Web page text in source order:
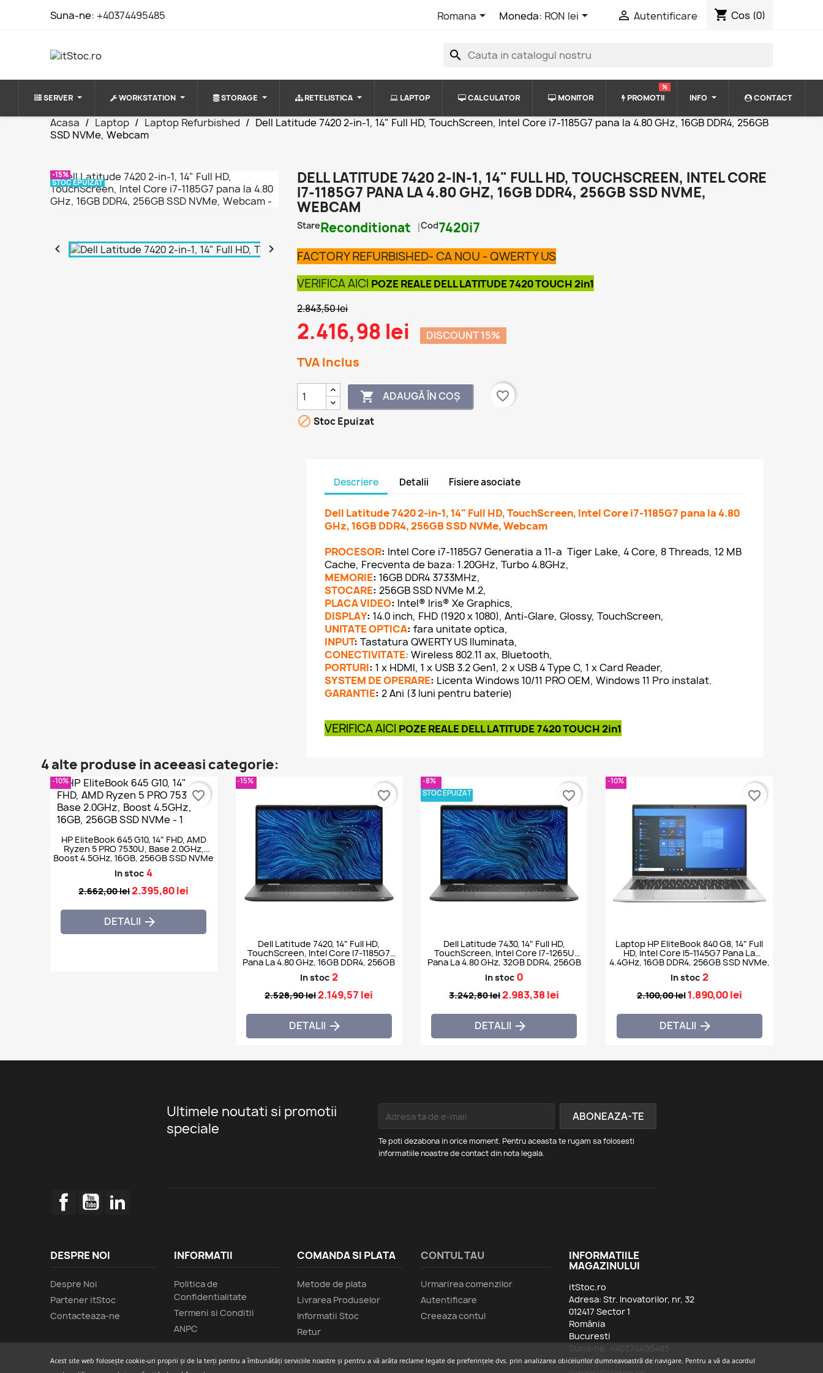
Suna-ne: +40374495485 Romana Moneda: RON lei  Autentificare shopping_cart Cos (0)
search
SERVER WORKSTATION STORAGE RETELISTICA LAPTOP CALCULATOR MONITOR PROMOTII
%
INFO CONTACT
Acasa Laptop Laptop Refurbished
Dell Latitude 7420 2-in-1, 14" Full HD, TouchScreen, Intel Core i7-1185G7 pana la 4.80 GHz, 16GB DDR4, 256GB
SSD NVMe, Webcam
-15%
STOC EPUIZAT
 
DELL LATITUDE 7420 2-IN-1, 14" FULL HD, TOUCHSCREEN, INTEL CORE
I7-1185G7 PANA LA 4.80 GHZ, 16GB DDR4, 256GB SSD NVME,
WEBCAM
StareReconditionat Cod7420i7
FACTORY REFURBISHED- CA NOU - QWERTY US
VERIFICA AICI POZE REALE DELL LATITUDE 7420 TOUCH 2in1
2.843,50 lei
2.416,98 lei DISCOUNT 15%
TVA Inclus
 ADAUGĂ ÎN COȘ
favorite_border
 Stoc Epuizat
Descriere Detalii Fisiere asociate
Dell Latitude 7420 2-in-1, 14" Full HD, TouchScreen, Intel Core i7-1185G7 pana la 4.80
GHz, 16GB DDR4, 256GB SSD NVMe, Webcam
PROCESOR: Intel Core i7-1185G7 Generatia a 11-a Tiger Lake, 4 Core, 8 Threads, 12 MB
Cache, Frecventa de baza: 1.20GHz, Turbo 4.8GHz,
MEMORIE: 16GB DDR4 3733MHz,
STOCARE: 256GB SSD NVMe M.2,
PLACA VIDEO: Intel® Iris® Xe Graphics,
DISPLAY: 14.0 inch, FHD (1920 x 1080), Anti-Glare, Glossy, TouchScreen,
UNITATE OPTICA: fara unitate optica,
INPUT: Tastatura QWERTY US Iluminata,
CONECTIVITATE: Wireless 802.11 ax, Bluetooth,
PORTURI: 1 x HDMI, 1 x USB 3.2 Gen1, 2 x USB 4 Type C, 1 x Card Reader,
SYSTEM DE OPERARE: Licenta Windows 10/11 PRO OEM, Windows 11 Pro instalat.
GARANTIE: 2 Ani (3 luni pentru baterie)
VERIFICA AICI POZE REALE DELL LATITUDE 7420 TOUCH 2in1
4 alte produse in aceeasi categorie:
HP EliteBook 645 G10, 14" FHD, AMD
Ryzen 5 PRO 7530U, Base 2.0GHz,
Boost 4.5GHz, 16GB, 256GB SSD NVMe
In stoc 4
2.662,00 lei2.395,80 lei
DETALII 
-10%
favorite_border
Dell Latitude 7420, 14" Full HD,
TouchScreen, Intel Core I7-1185G7
Pana La 4.80 GHz, 16GB DDR4, 256GB
SSD NVMe, Webcam
In stoc 2
2.528,90 lei2.149,57 lei
DETALII 
-15%
favorite_border
Dell Latitude 7430, 14" Full HD,
TouchScreen, Intel Core I7-1265U
Pana La 4.80 GHz, 32GB DDR4, 256GB
SSD NVMe, Webcam
In stoc 0
3.242,80 lei2.983,38 lei
DETALII 
-8%
STOC EPUIZAT
favorite_border
Laptop HP EliteBook 840 G8, 14" Full
HD, Intel Core I5-1145G7 Pana La
4.4GHz, 16GB DDR4, 256GB SSD NVMe,
Webcam
In stoc 2
2.100,00 lei1.890,00 lei
DETALII 
-10%
favorite_border
Ultimele noutati si promotii
speciale
Te poti dezabona in orice moment. Pentru aceasta te rugam sa folosesti
informatiile noastre de contact din nota legala.
FacebookYouTube
DESPRE NOI
Despre Noi
Partener itStoc
Contacteaza-ne
INFORMATII
Politica de
Confidentialitate
Termeni si Conditii
ANPC
COMANDA SI PLATA
Metode de plata
Livrarea Produselor
Informatii Stoc
Retur
CONTUL TAU
Urmarirea comenzilor
Autentificare
Creeaza contul
INFORMATIILE
MAGAZINULUI
itStoc.ro
Adresa: Str. Inovatorilor, nr, 32
012417 Sector 1
România
Bucuresti
Trimite-ne un e-mail:
Acest site web folosește cookie-uri proprii și de la terți pentru a îmbunătăți serviciile noastre și pentru a vă arăta reclame legate de preferințele dvs. prin analizarea obiceiurilor dumneavoastră de navigare. Pentru a vă da acordul